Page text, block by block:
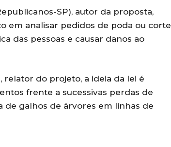
SP), autor da proposta,
em analisar pedidos de poda ou corte
das pessoas e causar danos ao
relator do projeto, a ideia da lei é
frente a sucessivas perdas de
de galhos de árvores em linhas de